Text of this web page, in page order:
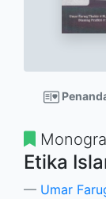
Etika
Umar